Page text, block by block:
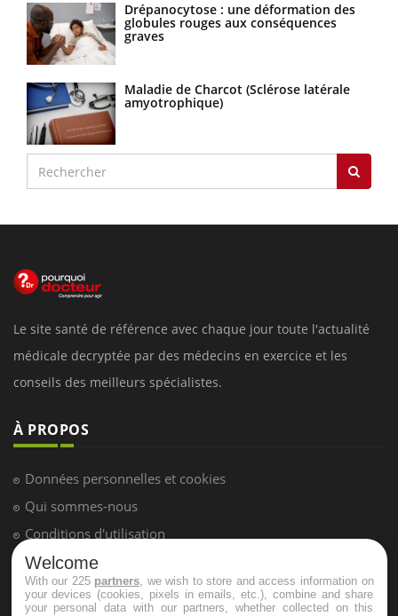
Drépanocytose : une déformation des
globules rouges aux conséquences
graves
Maladie de Charcot (Sclérose latérale
amyotrophique)
Le site santé de référence avec chaque jour toute l'actualité
médicale decryptée par des médecins en exercice et les
conseils des meilleurs spécialistes.
À PROPOS
Données personnelles et cookies
Qui sommes-nous
Conditions d'utilisation
Plan du site
Mentions Légales
Welcome
With our 225 partners , we wish to store and access information on
your devices (cookies, pixels in emails, etc.), combine and share
your personal data with our partners, whether collected on this